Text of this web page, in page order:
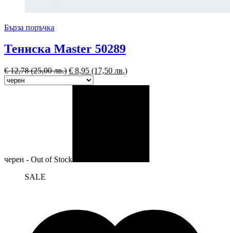
Бърза поръчка
Тениска Master 50289
€12,78(25,00 лв.) € 8,95 (17,50 лв.)
черен - Out of Stock
SALE